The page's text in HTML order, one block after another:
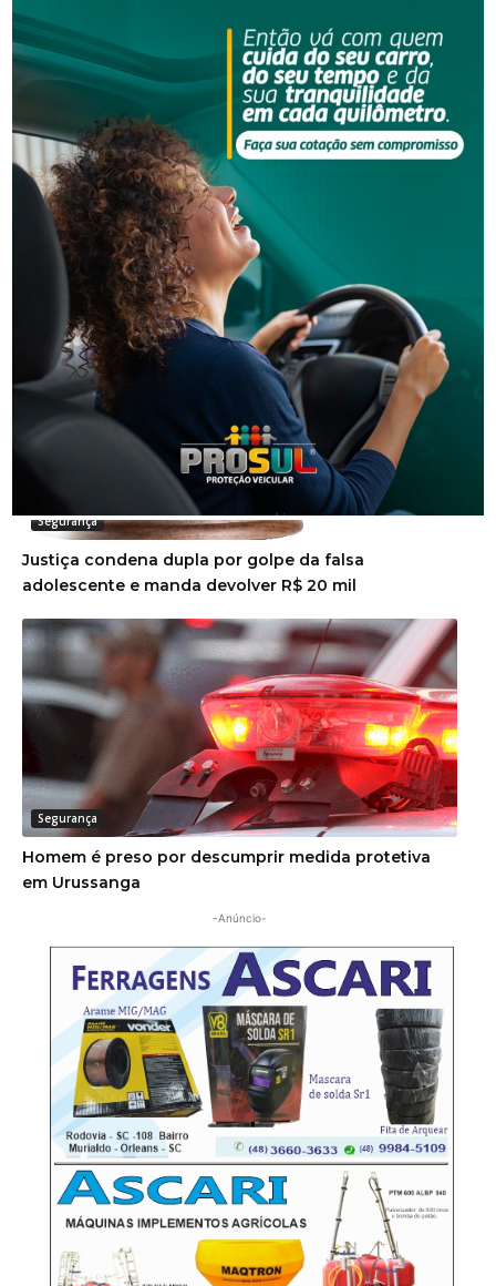
Segurança
Mulher contrata casal para faxina e percebe sumiço
de R$ 1 mil em Orleans
Segurança
Justiça condena dupla por golpe da falsa
adolescente e manda devolver R$ 20 mil
Segurança
Homem é preso por descumprir medida protetiva
em Urussanga
-Anúncio-